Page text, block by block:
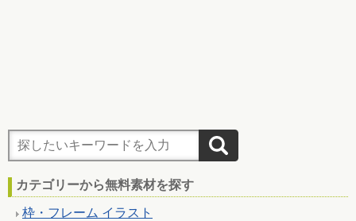
カテゴリーから無料素材を探す
枠・フレーム イラスト